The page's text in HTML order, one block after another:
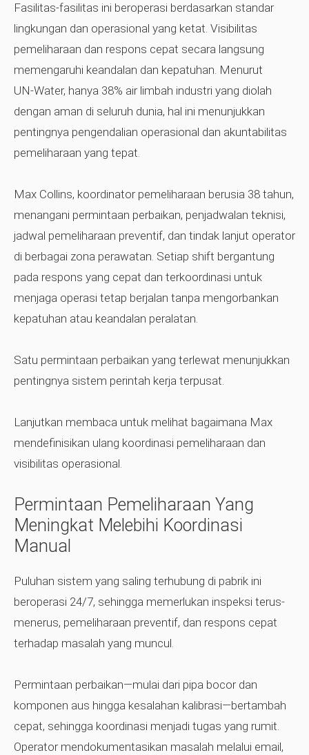
Fasilitas-fasilitas ini beroperasi berdasarkan standar
lingkungan dan operasional yang ketat. Visibilitas
pemeliharaan dan respons cepat secara langsung
memengaruhi keandalan dan kepatuhan. Menurut
UN‑Water, hanya 38% air limbah industri yang diolah
dengan aman di seluruh dunia, hal ini menunjukkan
pentingnya pengendalian operasional dan akuntabilitas
pemeliharaan yang tepat.
Max Collins, koordinator pemeliharaan berusia 38 tahun,
menangani permintaan perbaikan, penjadwalan teknisi,
jadwal pemeliharaan preventif, dan tindak lanjut operator
di berbagai zona perawatan. Setiap shift bergantung
pada respons yang cepat dan terkoordinasi untuk
menjaga operasi tetap berjalan tanpa mengorbankan
kepatuhan atau keandalan peralatan.
Satu permintaan perbaikan yang terlewat menunjukkan
pentingnya sistem perintah kerja terpusat.
Lanjutkan membaca untuk melihat bagaimana Max
mendefinisikan ulang koordinasi pemeliharaan dan
visibilitas operasional.
Permintaan Pemeliharaan Yang
Meningkat Melebihi Koordinasi
Manual
Puluhan sistem yang saling terhubung di pabrik ini
beroperasi 24/7, sehingga memerlukan inspeksi terus-
menerus, pemeliharaan preventif, dan respons cepat
terhadap masalah yang muncul.
Permintaan perbaikan—mulai dari pipa bocor dan
komponen aus hingga kesalahan kalibrasi—bertambah
cepat, sehingga koordinasi menjadi tugas yang rumit.
Operator mendokumentasikan masalah melalui email,